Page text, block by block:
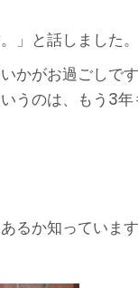
」と話しました。
かがお過ごしで
うのは、もう3
るか知っています